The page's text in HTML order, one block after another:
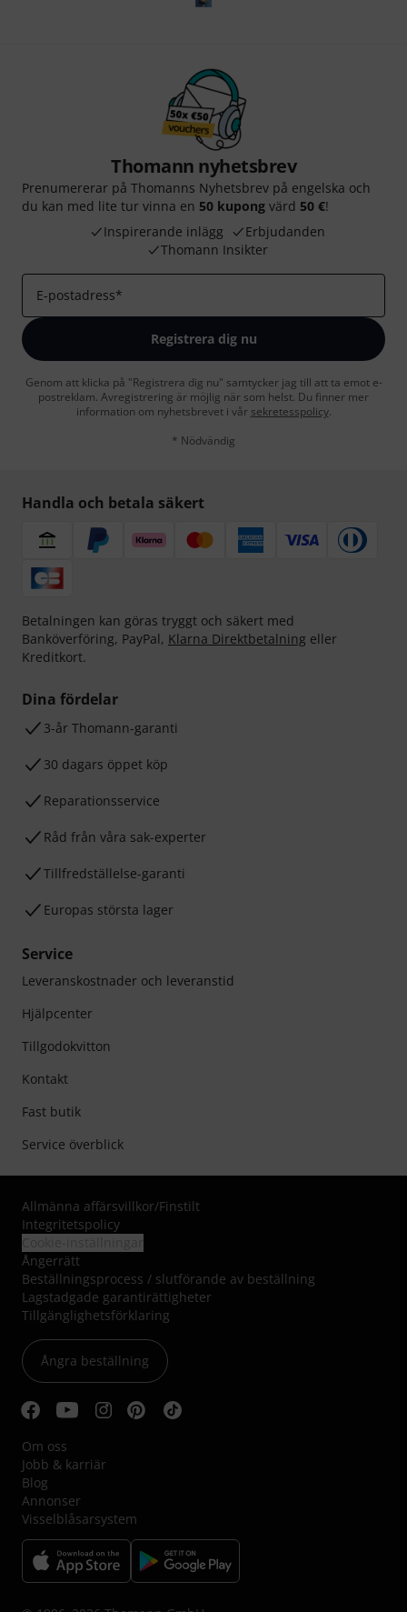
Thomann nyhetsbrev
Prenumererar på Thomanns Nyhetsbrev på engelska och
du kan med lite tur vinna en 50 kupong värd 50 €!
Inspirerande inlägg
Erbjudanden
Thomann Insikter
E-postadress*
Registrera dig nu
Genom att klicka på "Registrera dig nu" samtycker jag till att ta emot e-
postreklam. Avregistrering är möjlig när som helst. Du finner mer
information om nyhetsbrevet i vår sekretesspolicy.
* Nödvändig
Handla och betala säkert
Betalningen kan göras tryggt och säkert med
Banköverföring, PayPal, Klarna Direktbetalning eller
Kreditkort.
Dina fördelar
3-år Thomann-garanti
30 dagars öppet köp
Reparationsservice
Råd från våra sak-experter
Tillfredställelse-garanti
Europas största lager
Service
Leveranskostnader och leveranstid
Hjälpcenter
Tillgodokvitton
Kontakt
Fast butik
Service överblick
Allmänna affärsvillkor/Finstilt
Integritetspolicy
Ångerrätt
Beställningsprocess / slutförande av beställning
Lagstadgade garantirättigheter
Tillgänglighetsförklaring
Ångra beställning
Om oss
Jobb & karriär
Blog
Annonser
Visselblåsarsystem